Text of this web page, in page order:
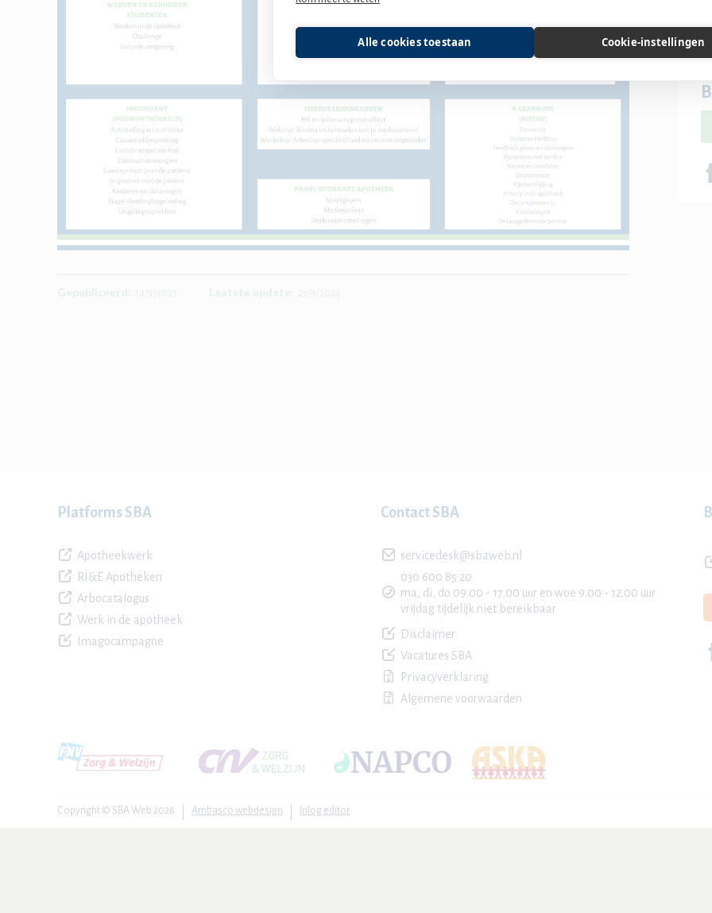
Alle cookies toestaan Cookie-instellingen
Gepubliceerd: 14/9/2023 Laatste update: 27/9/2024
Platforms SBA
Apotheekwerk
RI&E Apotheken
Arbocatalogus
Werk in de apotheek
Imagocampagne
Contact SBA
servicedesk@sbaweb.nl
030 600 85 20
ma, di, do 09.00 - 17.00 uur en woe 9.00 - 12.00 uur
vrijdag tijdelijk niet bereikbaar
Disclaimer
Vacatures SBA
Privacyverklaring
Algemene voorwaarden
Copyright © SBA Web 2026 Ambasco webdesign Inlog editor